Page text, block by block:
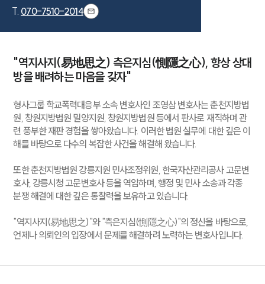
T. 070-7510-2014
"역지사지(易地思之) 측은지심(惻隱之心), 항상 상대
방을 배려하는 마음을 갖자"
형사그룹 학교폭력대응부 소속 변호사인 조영삼 변호사는 춘천지방법
원, 창원지방법원 밀양지원, 창원지방법원 등에서 판사로 재직하며 관
련 풍부한 재판 경험을 쌓아왔습니다. 이러한 법원 실무에 대한 깊은 이
해를 바탕으로 다수의 복잡한 사건을 해결해 왔습니다.
또한 춘천지방법원 강릉지원 민사조정위원, 한국자산관리공사 고문변
호사, 강릉시청 고문변호사 등을 역임하며, 행정 및 민사 소송과 각종
분쟁 해결에 대한 깊은 통찰력을 보유하고 있습니다.
"역지사지(易地思之)"와 "측은지심(惻隱之心)"의 정신을 바탕으로,
언제나 의뢰인의 입장에서 문제를 해결하려 노력하는 변호사입니다.